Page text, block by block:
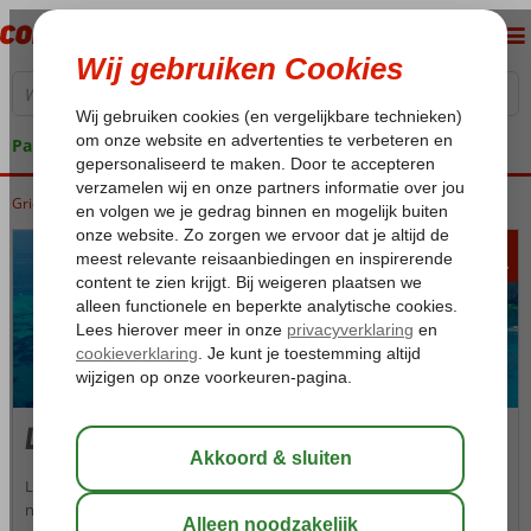
Pakketgarantie
Home
Griekenland Zakynthos Zakynthos
va 441 p.p.
Laganas
Laganas is met haar grote aanbod aan bars, discotheken en
nachtclubs -in combinatie met het fijne strand-, de meest bruisende